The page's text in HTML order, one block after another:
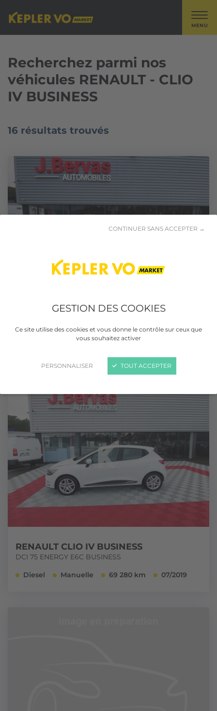
GESTION DES COOKIES
Ce site utilise des cookies et vous donne le contrôle sur ceux que
vous souhaitez activer
PERSONNALISER
CONTINUER SANS ACCEPTER →
TOUT ACCEPTER
MENU
Recherchez parmi nos
véhicules RENAULT - CLIO
IV BUSINESS
16 résultats trouvés
dCi 75 E6C Business
RENAULT CLIO IV BUSINESS
DCI 75 ENERGY E6C BUSINESS
Diesel Manuelle 69 280 km 07/2019